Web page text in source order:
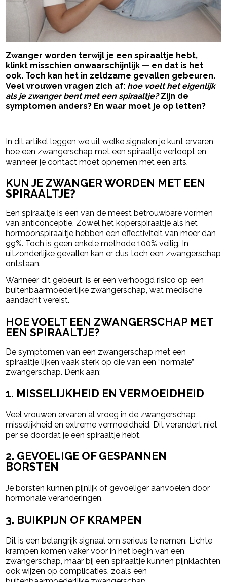
Zwanger worden terwijl je een spiraaltje hebt,
klinkt misschien onwaarschijnlijk — en dat is het
ook. Toch kan het in zeldzame gevallen gebeuren.
Veel vrouwen vragen zich af: hoe voelt het eigenlijk
als je zwanger bent met een spiraaltje?Zijn de
symptomen anders? En waar moet je op letten?
In dit artikel leggen we uit welke signalen je kunt ervaren,
hoe een zwangerschap met een spiraaltje verloopt en
wanneer je contact moet opnemen met een arts.
KUN JE ZWANGER WORDEN MET EEN
SPIRAALTJE?
Een spiraaltje is een van de meest betrouwbare vormen
van anticonceptie. Zowel het koperspiraaltje als het
hormoonspiraaltje hebben een effectiviteit van meer dan
99%. Toch is geen enkele methode 100% veilig. In
uitzonderlijke gevallen kan er dus toch een zwangerschap
ontstaan.
Wanneer dit gebeurt, is er een verhoogd risico op een
buitenbaarmoederlijke zwangerschap, wat medische
aandacht vereist.
HOE VOELT EEN ZWANGERSCHAP MET
EEN SPIRAALTJE?
De symptomen van een zwangerschap met een
spiraaltje lijken vaak sterk op die van een “normale”
zwangerschap. Denk aan:
1. MISSELIJKHEID EN VERMOEIDHEID
Veel vrouwen ervaren al vroeg in de zwangerschap
misselijkheid en extreme vermoeidheid. Dit verandert niet
per se doordat je een spiraaltje hebt.
2. GEVOELIGE OF GESPANNEN
BORSTEN
Je borsten kunnen pijnlijk of gevoeliger aanvoelen door
hormonale veranderingen.
3. BUIKPIJN OF KRAMPEN
Dit is een belangrijk signaal om serieus te nemen. Lichte
krampen komen vaker voor in het begin van een
zwangerschap, maar bij een spiraaltje kunnen pijnklachten
ook wijzen op complicaties, zoals een